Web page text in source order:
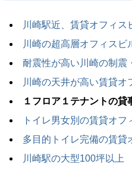
川崎駅近、賃貸オフィス
川崎の超高層オフィスビ
耐震性が高い川崎の制震
川崎の天井が高い賃貸オ
１フロア１テナントの貸
トイレ男女別の賃貸オフ
多目的トイレ完備の賃貸
川崎駅の大型100坪以上